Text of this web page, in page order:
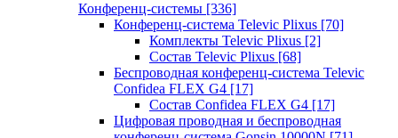
Конференц-системы [336]
Конференц-система Televic Plixus [70]
Комплекты Televic Plixus [2]
Состав Televic Plixus [68]
Беспроводная конференц-система Televic
Confidea FLEX G4 [17]
Состав Confidea FLEX G4 [17]
Цифровая проводная и беспроводная